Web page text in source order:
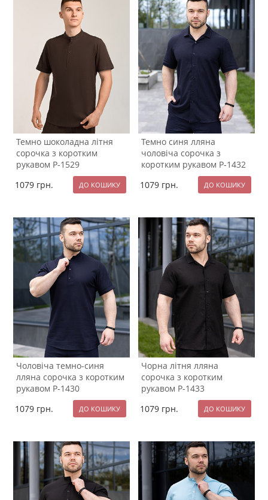
Темно шоколадна літня
сорочка з коротким
рукавом Р-1529
1079 грн.
Темно синя лляна
чоловіча сорочка з
коротким рукавом Р-1432
1079 грн.
Чоловіча темно-синя
лляна сорочка з коротким
рукавом Р-1430
1079 грн.
Чорна літня лляна
сорочка з коротким
рукавом Р-1433
1079 грн.